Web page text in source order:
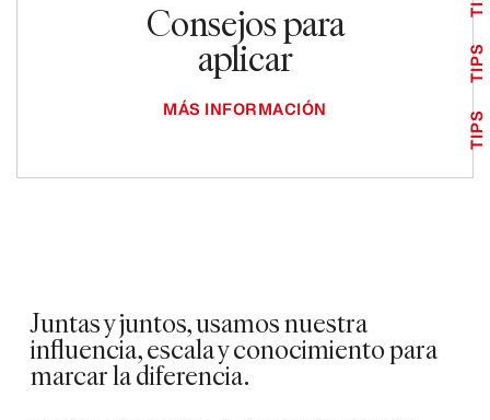
Consejos para
aplicar
MÁS INFORMACIÓN
TIPS
TIPS
Juntas y juntos, usamos nuestra
influencia, escala y conocimiento para
marcar la diferencia.